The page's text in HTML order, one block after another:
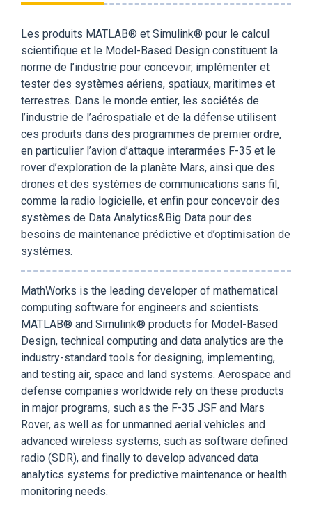
Les produits MATLAB® et Simulink® pour le calcul
scientifique et le Model-Based Design constituent la
norme de l’industrie pour concevoir, implémenter et
tester des systèmes aériens, spatiaux, maritimes et
terrestres. Dans le monde entier, les sociétés de
l’industrie de l’aérospatiale et de la défense utilisent
ces produits dans des programmes de premier ordre,
en particulier l’avion d’attaque interarmées F-35 et le
rover d’exploration de la planète Mars, ainsi que des
drones et des systèmes de communications sans fil,
comme la radio logicielle, et enfin pour concevoir des
systèmes de Data Analytics&Big Data pour des
besoins de maintenance prédictive et d’optimisation de
systèmes.
MathWorks is the leading developer of mathematical
computing software for engineers and scientists.
MATLAB® and Simulink® products for Model-Based
Design, technical computing and data analytics are the
industry-standard tools for designing, implementing,
and testing air, space and land systems. Aerospace and
defense companies worldwide rely on these products
in major programs, such as the F-35 JSF and Mars
Rover, as well as for unmanned aerial vehicles and
advanced wireless systems, such as software defined
radio (SDR), and finally to develop advanced data
analytics systems for predictive maintenance or health
monitoring needs.